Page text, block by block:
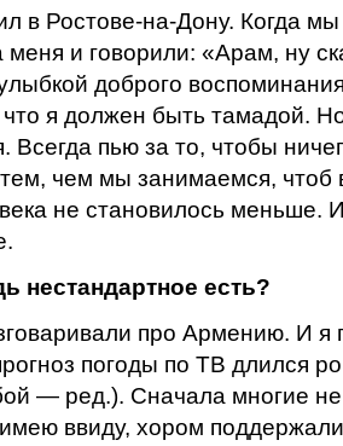
в Ростове-на-Дону. Когда
меня и говорили: «Арам, ну
доброго
я должен быть тамадой.
Всегда пью за то, чтобы
чем мы занимаемся,
не становилось меньше.
нестандартное есть?
про Армению. И я
погоды по ТВ длился
— ред.). Сначала многие
ввиду, хором